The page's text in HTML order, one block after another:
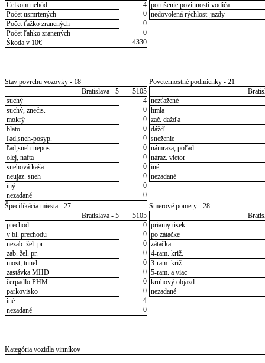
Celkom nehôd
4
Počet usmrtených
0
Počet ťažko zranených
0
Počet ľahko zranených
0
Škoda v 10€
4330
porušenie povinnosti vodiča
nedovolená rýchlosť jazdy
Stav povrchu vozovky - 18
Bratislava - 5
5105
suchý
4
suchý, znečis.
0
mokrý
0
blato
0
ľad,sneh-posyp.
0
ľad,sneh-nepos.
0
olej, nafta
0
snehová kaša
0
neujaz. sneh
0
iný
0
nezadané
0
Poveternostné podmienky - 21
nezťažené
hmla
zač. dažďa
dážď
sneženie
námraza, poľad.
náraz. vietor
iné
nezadané
Špecifikácia miesta - 27
Bratislava - 5
5105
prechod
0
v bl. prechodu
0
nezab. žel. pr.
0
zab. žel. pr.
0
most, tunel
0
zastávka MHD
0
čerpadlo PHM
0
parkovisko
0
iné
4
nezadané
0
Smerové pomery - 28
priamy úsek
po zátačke
zátačka
4-ram. križ.
3-ram. križ.
5-ram. a viac
kruhový objazd
nezadané
Kategória vozidla vinníkov